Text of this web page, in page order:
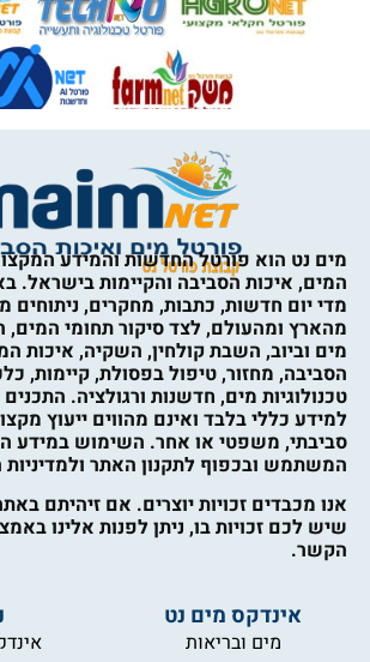
מים נט הוא פורטל החדשות והמידע
המים, איכות הסביבה והקיימות בישראל.
מדי יום חדשות, כתבות, מחקרים, ניתוחים
מהארץ ומהעולם, לצד סיקור תחומי
מים וביוב, השבת קולחין, השקיה, איכות
הסביבה, מחזור, טיפול בפסולת, קיימות,
טכנולוגיות מים, חדשנות ורגולציה.
למידע כללי בלבד ואינם מהווים ייעוץ
סביבתי, משפטי או אחר. השימוש במידע
המשתמש ובכפוף לתקנון האתר ולמדיניות
אנו מכבדים זכויות יוצרים. אם זיהיתם
שיש לכם זכויות בו, ניתן לפנות אלינו
הקשר.
אינדקס מים נט
מים ובריאות